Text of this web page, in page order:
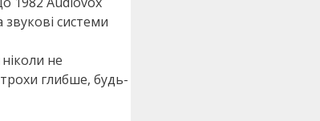
системи
не
глибше, будь-